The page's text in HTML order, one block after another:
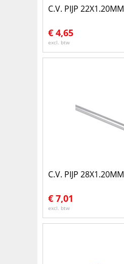
C.V. PIJP 22X1.20MM
€ 4,65
excl. btw
C.V. PIJP 28X1.20MM
€ 7,01
excl. btw